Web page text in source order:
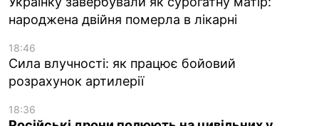
народжена двійня померла в лікарні
18:46
Сила влучності: як працює бойовий
розрахунок артилерії
18:36